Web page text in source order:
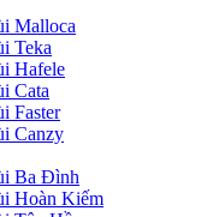
Malloca
Teka
Hafele
Cata
Faster
Canzy
Ba Đình
Hoàn Kiếm